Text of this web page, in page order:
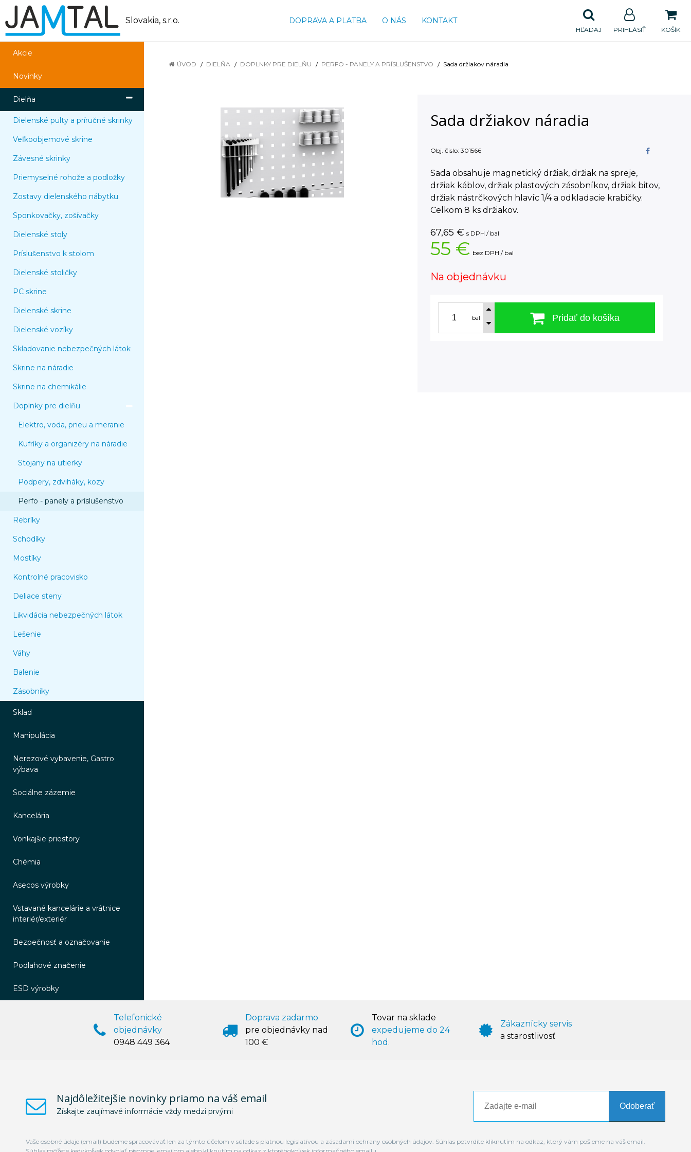
Slovakia, s.r.o. DOPRAVA A PLATBA O NÁS KONTAKT
KOŠÍK
PRIHLÁSIŤ
HĽADAJ
Akcie
Novinky
Dielňa
Dielenské pulty a príručné skrinky
Veľkoobjemové skrine
Závesné skrinky
Priemyselné rohože a podložky
Zostavy dielenského nábytku
Sponkovačky, zošívačky
Dielenské stoly
Príslušenstvo k stolom
Dielenské stoličky
PC skrine
Dielenské skrine
Dielenské vozíky
Skladovanie nebezpečných látok
Skrine na náradie
Skrine na chemikálie
Doplnky pre dielňu
Elektro, voda, pneu a meranie
Kufríky a organizéry na náradie
Stojany na utierky
Podpery, zdviháky, kozy
Perfo - panely a príslušenstvo
Rebríky
Schodíky
Mostíky
Kontrolné pracovisko
Deliace steny
Likvidácia nebezpečných látok
Lešenie
Váhy
Balenie
Zásobníky
Sklad
Manipulácia
Nerezové vybavenie, Gastro
výbava
Sociálne zázemie
Kancelária
Vonkajšie priestory
Chémia
Asecos výrobky
Vstavané kancelárie a vrátnice
interiér/exteriér
Bezpečnosť a označovanie
Podlahové značenie
ESD výrobky
ÚVOD DIELŇA DOPLNKY PRE DIELŇU PERFO - PANELY A PRÍSLUŠENSTVO Sada držiakov náradia
Sada držiakov náradia
Obj. čislo: 301566
Sada obsahuje magnetický držiak, držiak na spreje,
držiak káblov, držiak plastových zásobníkov, držiak bitov,
držiak nástrčkových hlavíc 1/4 a odkladacie krabičky.
Celkom 8 ks držiakov.
67,65 € s DPH / bal
55 € bez DPH / bal
Na objednávku
bal Pridať do košíka
Telefonické
objednávky
0948 449 364
Doprava zadarmo
pre objednávky nad
100 €
Tovar na sklade
expedujeme do 24
hod.
Zákaznícky servis
a starostlivosť
Najdôležitejšie novinky priamo na váš email
Získajte zaujímavé informácie vždy medzi prvými
Odoberať
Vaše osobné údaje (email) budeme spracovávať len za týmto účelom v súlade s platnou legislatívou a zásadami ochrany osobných údajov. Súhlas potvrdíte kliknutím na odkaz, ktorý vám pošleme na váš email.